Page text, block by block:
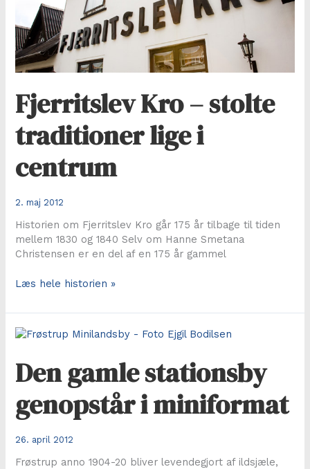
Fjerritslev Kro – stolte
traditioner lige i
centrum
2. maj 2012
Historien om Fjerritslev Kro går 175 år tilbage til tiden
mellem 1830 og 1840 Selv om Hanne Smetana
Christensen er en del af en 175 år gammel
Fjerritslev
–
stolte
traditioner
centrum
Læs hele historien »
Den gamle stationsby
genopstår i miniformat
26. april 2012
Frøstrup anno 1904-20 bliver levendegjort af ildsjæle,